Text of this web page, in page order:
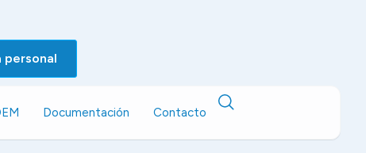
personal
Documentación Contacto